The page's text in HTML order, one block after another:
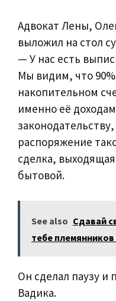
Адвокат Лены,
выложил на стол
— У нас есть
Мы видим, что
накопительном
именно её
распоряжение
сделка,
бытовой.
See also Сдавай
тебе
Он сделал паузу и
Вадика.